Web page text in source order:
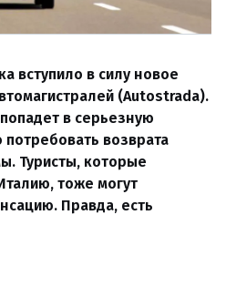
вступило в силу новое
(Autostrada).
в серьезную
возврата
Туристы, которые
тоже могут
Правда, есть